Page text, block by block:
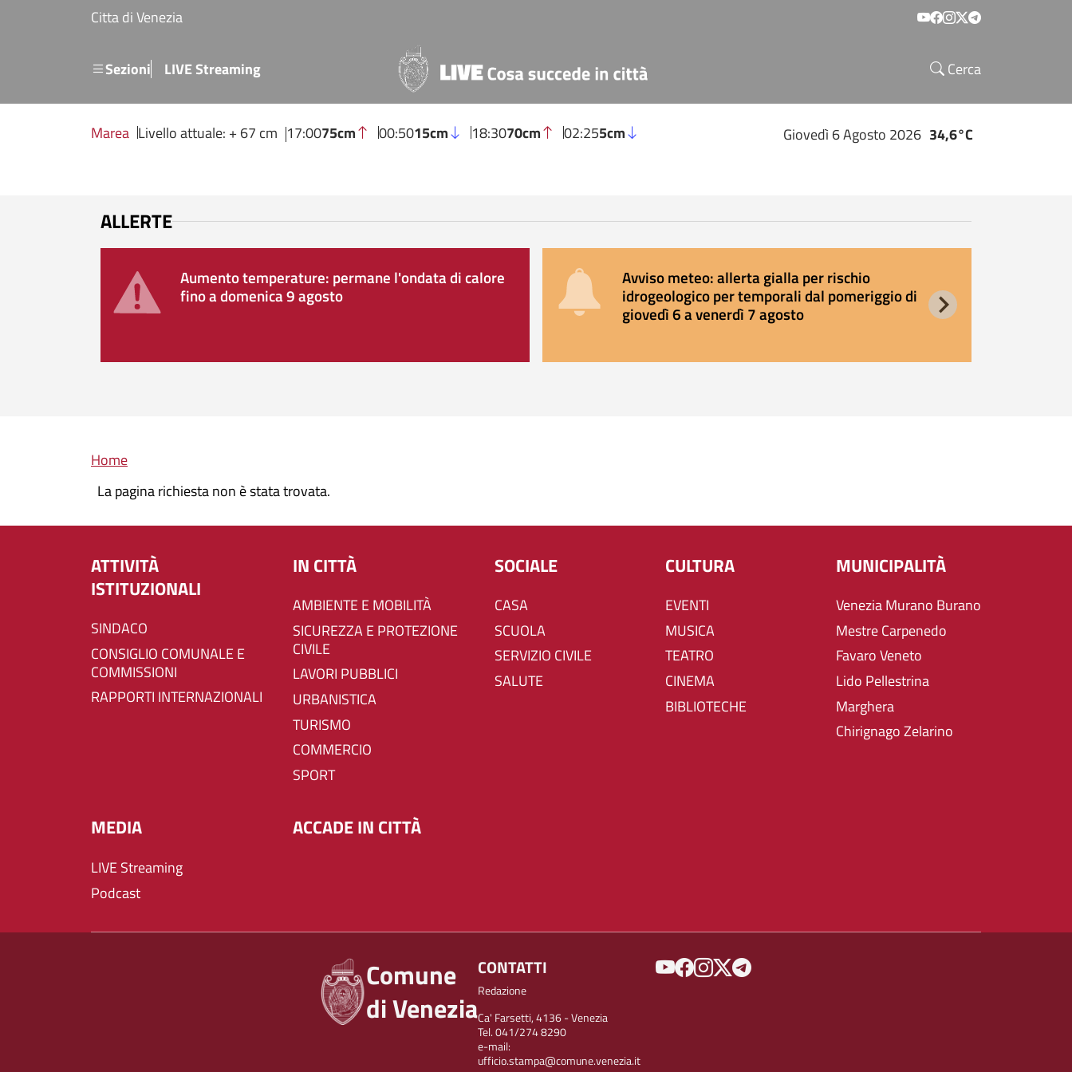
Salta al contenuto principale
Citta di Venezia Social menu
SezioniMenu secondario
LIVE Streaming Cerca
Marea Livello attuale: + 67 cm 17:0075cm 00:5015cm 18:3070cm 02:255cm Giovedì 6 Agosto 2026 34,6°C
ALLERTE
Aumento temperature: permane l'ondata di calore
fino a domenica 9 agosto
Avviso meteo: allerta gialla per rischio
idrogeologico per temporali dal pomeriggio di
giovedì 6 a venerdì 7 agosto
Briciole di pane
Home
La pagina richiesta non è stata trovata.
ATTIVITÀ
ISTITUZIONALI
SINDACO
CONSIGLIO COMUNALE E
COMMISSIONI
RAPPORTI INTERNAZIONALI
IN CITTÀ
AMBIENTE E MOBILITÀ
SICUREZZA E PROTEZIONE
CIVILE
LAVORI PUBBLICI
URBANISTICA
TURISMO
COMMERCIO
SPORT
SOCIALE
CASA
SCUOLA
SERVIZIO CIVILE
SALUTE
CULTURA
EVENTI
MUSICA
TEATRO
CINEMA
BIBLIOTECHE
MUNICIPALITÀ
Venezia Murano Burano
Mestre Carpenedo
Favaro Veneto
Lido Pellestrina
Marghera
Chirignago Zelarino
MEDIA
LIVE Streaming
Podcast
ACCADE IN CITTÀ
Comune
di Venezia
CONTATTI
Redazione
Ca' Farsetti, 4136 - Venezia
Tel. 041/274 8290
e-mail:
ufficio.stampa@comune.venezia.it
SOCIAL MENU